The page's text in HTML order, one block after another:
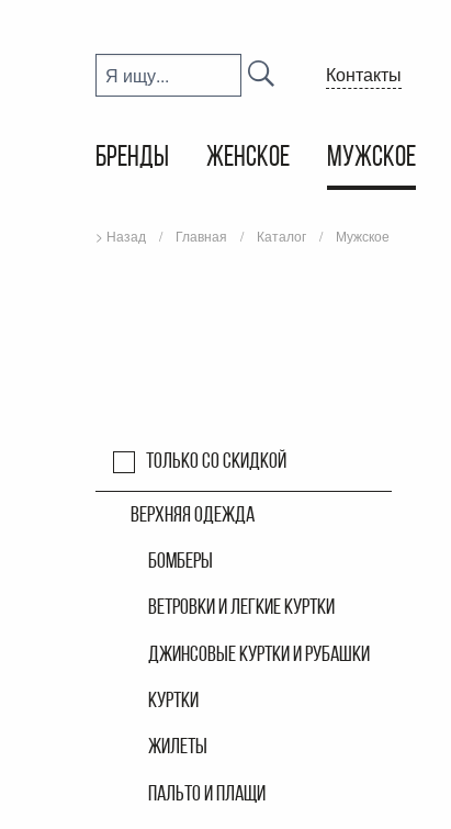
Контакты
БРЕНДЫ ЖЕНСКОЕ МУЖСКОЕ
> Назад Главная Каталог Мужское
Только со скидкой
ВЕРХНЯЯ ОДЕЖДА
БОМБЕРЫ
ВЕТРОВКИ И ЛЕГКИЕ КУРТКИ
ДЖИНСОВЫЕ КУРТКИ И РУБАШКИ
КУРТКИ
ЖИЛЕТЫ
ПАЛЬТО И ПЛАЩИ